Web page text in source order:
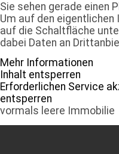
Sie sehen gerade einen
Um auf den eigentlichen
auf die Schaltfläche
dabei Daten an
Mehr Informationen
Inhalt entsperren
Erforderlichen Service
entsperren
vormals leere Immobilie